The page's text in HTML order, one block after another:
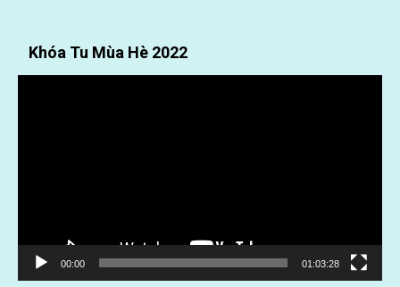
Khóa Tu Mùa Hè 2022
00:00 01:03:28